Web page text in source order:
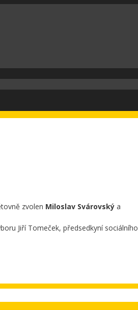
zvolen Miloslav Svárovský a
Jiří Tomeček, předsedkyní sociálního